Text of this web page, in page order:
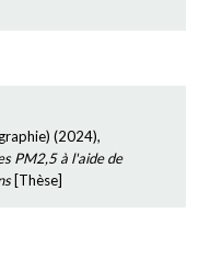
(2024),
PM2,5 à l'aide de
[Thèse]